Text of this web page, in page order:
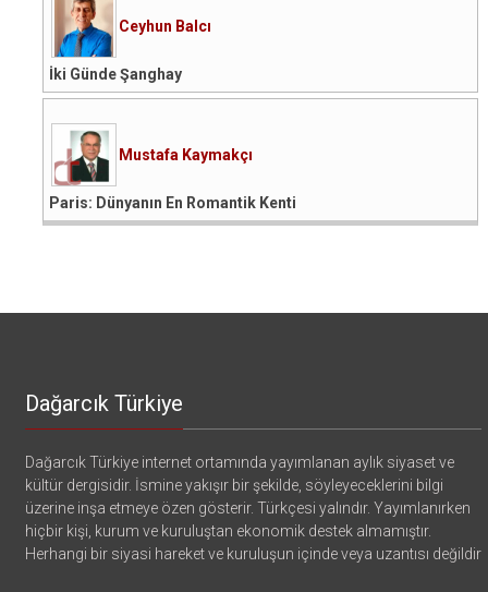
Ceyhun Balcı
İki Günde Şanghay
Mustafa Kaymakçı
Paris: Dünyanın En Romantik Kenti
Dağarcık Türkiye
Dağarcık Türkiye internet ortamında yayımlanan aylık siyaset ve
kültür dergisidir. İsmine yakışır bir şekilde, söyleyeceklerini bilgi
üzerine inşa etmeye özen gösterir. Türkçesi yalındır. Yayımlanırken
hiçbir kişi, kurum ve kuruluştan ekonomik destek almamıştır.
Herhangi bir siyasi hareket ve kuruluşun içinde veya uzantısı değildir